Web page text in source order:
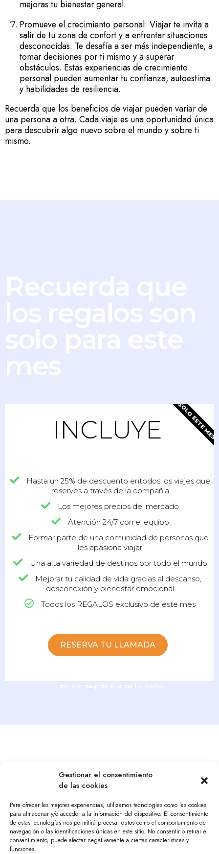
Gestionar el consentimiento
de las cookies
Para ofrecer las mejores experiencias, utilizamos tecnologías como las cookies
para almacenar y/o acceder a la información del dispositivo. El consentimiento
de estas tecnologías nos permitirá procesar datos como el comportamiento de
navegación o las identificaciones únicas en este sitio. No consentir o retirar el
consentimiento, puede afectar negativamente a ciertas características y
funciones.
mejoras tu bienestar general.
Promueve el crecimiento personal: Viajar te invita a
salir de tu zona de confort y a enfrentar situaciones
desconocidas. Te desafía a ser más independiente, a
tomar decisiones por ti mismo y a superar
obstáculos. Estas experiencias de crecimiento
personal pueden aumentar tu confianza, autoestima
y habilidades de resiliencia.
Recuerda que los beneficios de viajar pueden variar de
una persona a otra. Cada viaje es una oportunidad única
para descubrir algo nuevo sobre el mundo y sobre ti
mismo.
Recuerda que
los regalos son
solo para este
mes
INCLUYE
Hasta un 25% de descuento entodos los viajes que
reserves a través de la compañia
Los mejores precios del mercado
Atención 24/7 con el equipo
Formar parte de una comunidad de personas que
les apasiona viajar
Una alta variedad de destinos por todo el mundo
Mejorar tu calidad de vida gracias al descanso,
desconexión y bienestar emocional
Todos los REGALOS exclusivo de este mes
RESERVA TU LLAMADA
SOLO ESTE MES
Estás a un pasp de alcanzar tus sueños
© Derechos reservados SrJavierHernandez
En SrJavierHernandez no creemos ni promovemos productos o servicios para hacerse ricos de la
noche a la mañana. Tampoco podemos prometer resultados y advertimos que nuestros resultados
o los resultados de nuestros socios han sido
por el trabajo, esfuerzo y dedicación al proyecto.